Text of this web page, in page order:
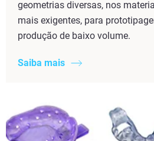
geometrias diversas, nos
mais exigentes, para
produção de baixo volume.
Saiba mais